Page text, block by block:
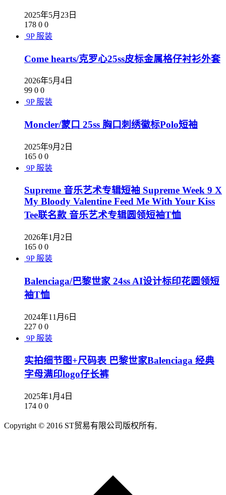
2025年5月23日
178 0 0
9P 服装
Come hearts/克罗心25ss皮标金属格仔衬衫外套
2026年5月4日
99 0 0
9P 服装
Moncler/蒙口 25ss 胸口刺绣徽标Polo短袖
2025年9月2日
165 0 0
9P 服装
Supreme 音乐艺术专辑短袖 Supreme Week 9 X
My Bloody Valentine Feed Me With Your Kiss
Tee联名款 音乐艺术专辑圆领短袖T恤
2026年1月2日
165 0 0
9P 服装
Balenciaga/巴黎世家 24ss AI设计标印花圆领短
袖T恤
2024年11月6日
227 0 0
9P 服装
实拍细节图+尺码表 巴黎世家Balenciaga 经典
字母满印logo仔长裤
2025年1月4日
174 0 0
Copyright © 2016 ST贸易有限公司版权所有,